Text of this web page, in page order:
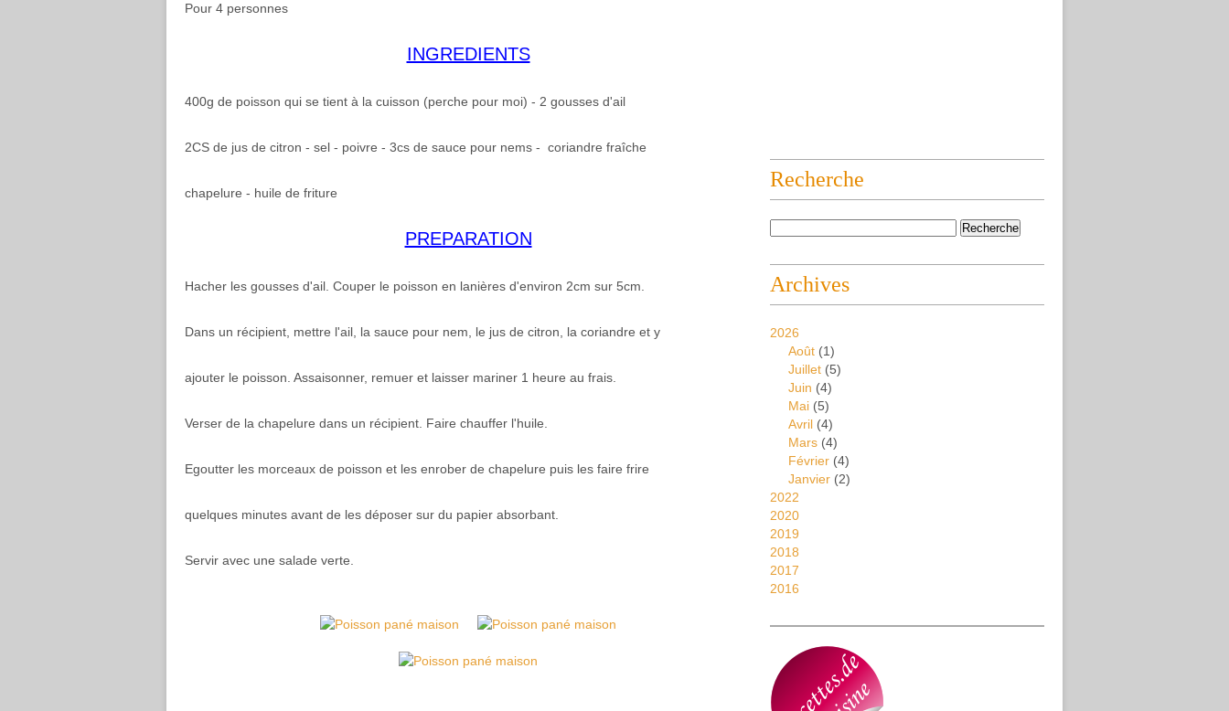
Pour 4 personnes
INGREDIENTS
400g de poisson qui se tient à la cuisson (perche pour moi) - 2 gousses d'ail
2CS de jus de citron - sel - poivre - 3cs de sauce pour nems - coriandre fraîche
chapelure - huile de friture
PREPARATION
Hacher les gousses d'ail. Couper le poisson en lanières d'environ 2cm sur 5cm.
Dans un récipient, mettre l'ail, la sauce pour nem, le jus de citron, la coriandre et y
ajouter le poisson. Assaisonner, remuer et laisser mariner 1 heure au frais.
Verser de la chapelure dans un récipient. Faire chauffer l'huile.
Egoutter les morceaux de poisson et les enrober de chapelure puis les faire frire
quelques minutes avant de les déposer sur du papier absorbant.
Servir avec une salade verte.
Recherche
Archives
2026
Août (1)
Juillet (5)
Juin (4)
Mai (5)
Avril (4)
Mars (4)
Février (4)
Janvier (2)
2022
2020
2019
2018
2017
2016